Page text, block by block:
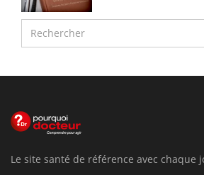
Le site santé de référence avec chaque